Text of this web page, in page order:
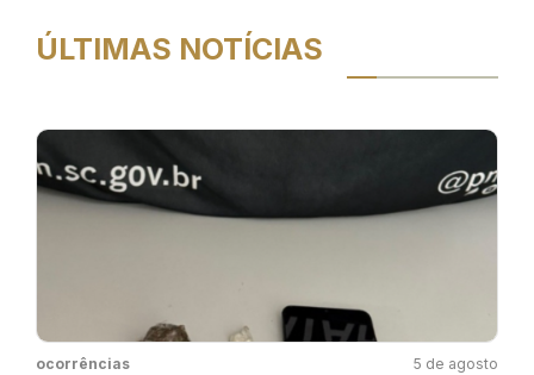
ÚLTIMAS NOTÍCIAS
ocorrências 5 de agosto